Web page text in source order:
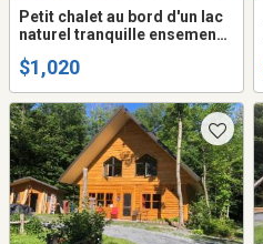
Petit chalet au bord d'un lac
naturel tranquille ensemencé
$1,020